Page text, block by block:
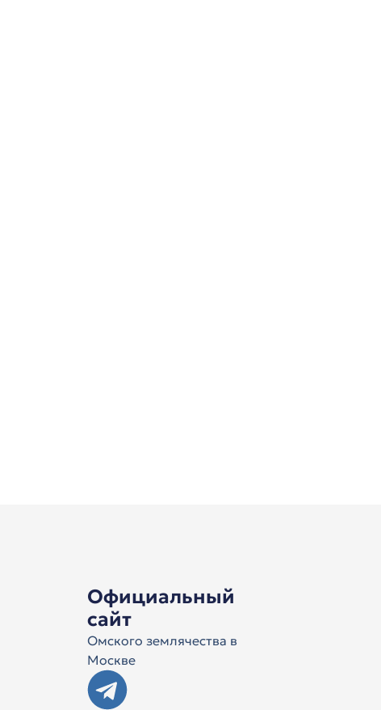
Официальный
сайт
Омского землячества в
Москве